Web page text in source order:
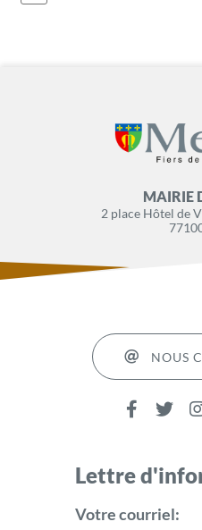
MAIRIE
2 place Hôtel de
NOUS
Lettre
Votre courriel: